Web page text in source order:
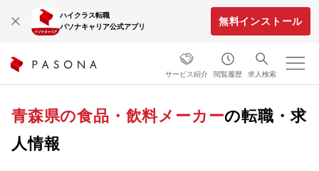
ハイクラス転職
パソナキャリア公式アプリ
無料インストール
サービス紹介 閲覧履歴 求人検索
青森県の食品・飲料メーカーの転職・求
人情報